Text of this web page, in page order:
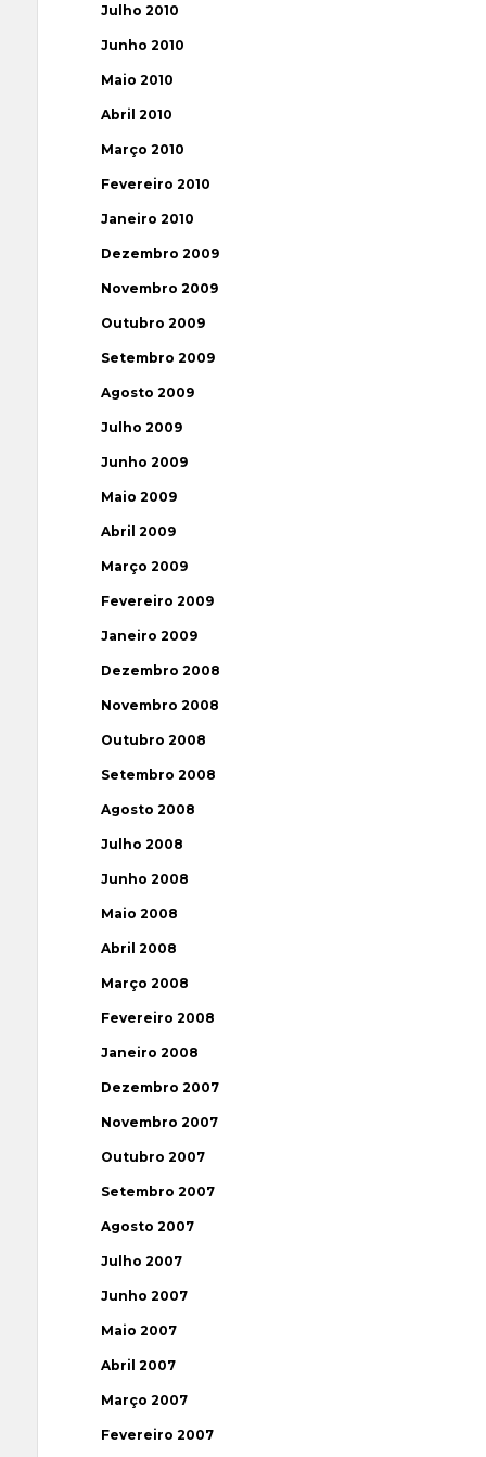
Julho 2010
Junho 2010
Maio 2010
Abril 2010
Março 2010
Fevereiro 2010
Janeiro 2010
Dezembro 2009
Novembro 2009
Outubro 2009
Setembro 2009
Agosto 2009
Julho 2009
Junho 2009
Maio 2009
Abril 2009
Março 2009
Fevereiro 2009
Janeiro 2009
Dezembro 2008
Novembro 2008
Outubro 2008
Setembro 2008
Agosto 2008
Julho 2008
Junho 2008
Maio 2008
Abril 2008
Março 2008
Fevereiro 2008
Janeiro 2008
Dezembro 2007
Novembro 2007
Outubro 2007
Setembro 2007
Agosto 2007
Julho 2007
Junho 2007
Maio 2007
Abril 2007
Março 2007
Fevereiro 2007